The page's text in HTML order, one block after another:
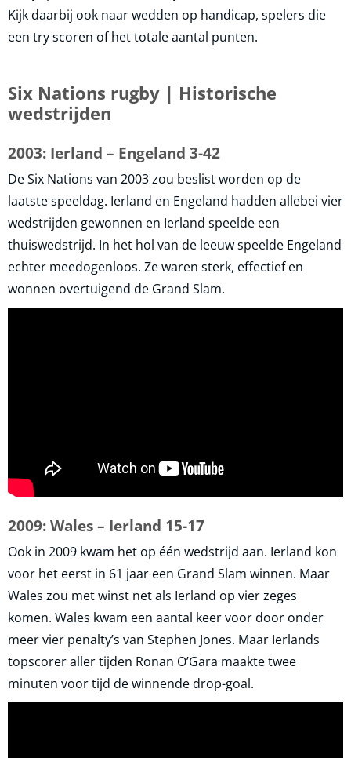
Kijk daarbij ook naar wedden op handicap, spelers die
een try scoren of het totale aantal punten.
Six Nations rugby | Historische
wedstrijden
2003: Ierland – Engeland 3-42
De Six Nations van 2003 zou beslist worden op de
laatste speeldag. Ierland en Engeland hadden allebei vier
wedstrijden gewonnen en Ierland speelde een
thuiswedstrijd. In het hol van de leeuw speelde Engeland
echter meedogenloos. Ze waren sterk, effectief en
wonnen overtuigend de Grand Slam.
2009: Wales – Ierland 15-17
Ook in 2009 kwam het op één wedstrijd aan. Ierland kon
voor het eerst in 61 jaar een Grand Slam winnen. Maar
Wales zou met winst net als Ierland op vier zeges
komen. Wales kwam een aantal keer voor door onder
meer vier penalty’s van Stephen Jones. Maar Ierlands
topscorer aller tijden Ronan O’Gara maakte twee
minuten voor tijd de winnende drop-goal.